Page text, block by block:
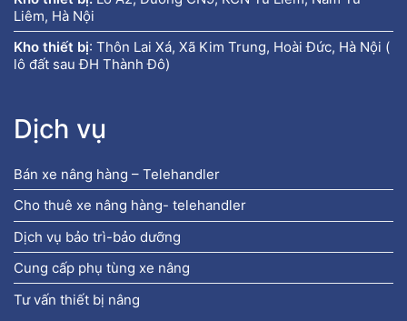
Liêm, Hà Nội
Kho thiết bị: Thôn Lai Xá, Xã Kim Trung, Hoài Đức, Hà Nội (
lô đất sau ĐH Thành Đô)
Dịch vụ
Bán xe nâng hàng – Telehandler
Cho thuê xe nâng hàng- telehandler
Dịch vụ bảo trì-bảo dưỡng
Cung cấp phụ tùng xe nâng
Tư vấn thiết bị nâng